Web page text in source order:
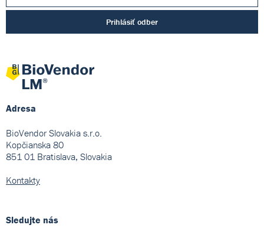
Prihlásiť odber
Adresa
BioVendor Slovakia s.r.o.
Kopčianska 80
851 01 Bratislava, Slovakia
Kontakty
Sledujte nás